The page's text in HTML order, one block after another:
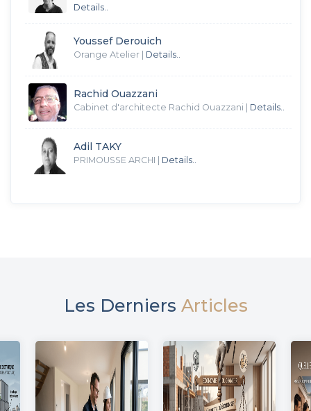
Details..
Youssef Derouich
Orange Atelier Details..
Rachid Ouazzani
Cabinet d'architecte Rachid Ouazzani Details..
Adil TAKY
PRIMOUSSE ARCHI Details..
Les Derniers Articles